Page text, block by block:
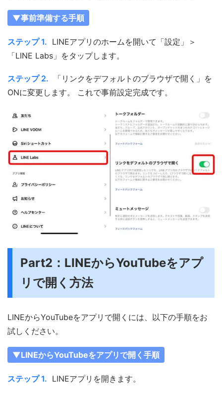
▼事前準備する手順
ステップ 1. LINEアプリのホームを開いて「設定」＞
「LINE Labs」をタップします。
ステップ 2.
「リンクをデフォルトのブラウザで開く」を
ONに変更します。 これで事前設定完成です。
Part2：LINEからYouTubeをアプ
リで開く方法
LINEからYouTubeをアプリで開くには、以下の手順をお
試しください。
▼LINEからYouTubeをアプリで開く手順
ステップ 1. LINEアプリを開きます。